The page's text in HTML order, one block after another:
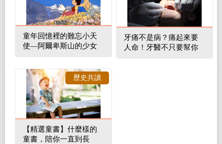
童年回憶裡的難忘小天
使—阿爾卑斯山的少女
牙痛不是病？痛起來要
人命！牙醫不只要幫你
【精選童書】什麼樣的
童書，陪你一直到長
歷史共讀